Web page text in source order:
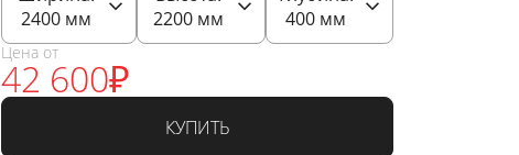
2400мм
2200мм
400 мм
Цена от
42 600₽
КУПИТЬ